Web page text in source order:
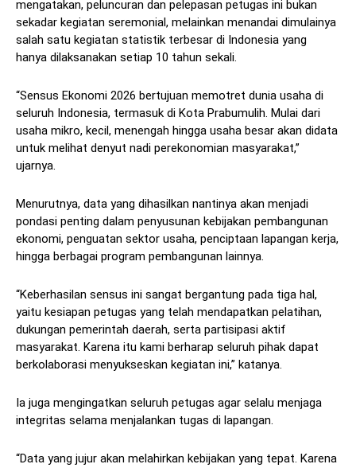
mengatakan, peluncuran dan pelepasan petugas ini bukan
sekadar kegiatan seremonial, melainkan menandai dimulainya
salah satu kegiatan statistik terbesar di Indonesia yang
hanya dilaksanakan setiap 10 tahun sekali.
“Sensus Ekonomi 2026 bertujuan memotret dunia usaha di
seluruh Indonesia, termasuk di Kota Prabumulih. Mulai dari
usaha mikro, kecil, menengah hingga usaha besar akan didata
untuk melihat denyut nadi perekonomian masyarakat,”
ujarnya.
Menurutnya, data yang dihasilkan nantinya akan menjadi
pondasi penting dalam penyusunan kebijakan pembangunan
ekonomi, penguatan sektor usaha, penciptaan lapangan kerja,
hingga berbagai program pembangunan lainnya.
“Keberhasilan sensus ini sangat bergantung pada tiga hal,
yaitu kesiapan petugas yang telah mendapatkan pelatihan,
dukungan pemerintah daerah, serta partisipasi aktif
masyarakat. Karena itu kami berharap seluruh pihak dapat
berkolaborasi menyukseskan kegiatan ini,” katanya.
Ia juga mengingatkan seluruh petugas agar selalu menjaga
integritas selama menjalankan tugas di lapangan.
“Data yang jujur akan melahirkan kebijakan yang tepat. Karena